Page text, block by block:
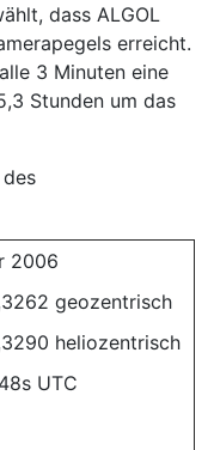
dass ALGOL
erreicht.
3 Minuten eine
Stunden um das
2006
geozentrisch
heliozentrisch
UTC